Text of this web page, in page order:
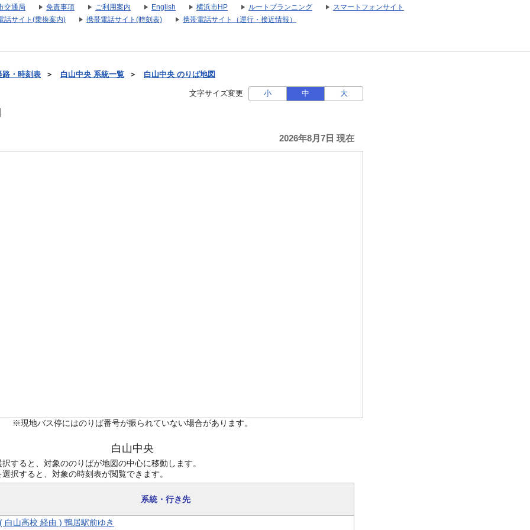
交通局 免責事項 ご利用案内 English 横浜市HP ルートプランニング
スマートフォンサイト
話サイト(乗換案内)
携帯電話サイト(時刻表) 携帯電話サイト（運行・接近情報）
路・時刻表 ＞ 白山中央 系統一覧 ＞ 白山中央 のりば地図
文字サイズ変更 小 中 大
2026年8月7日 現在
※現地バス停にはのりば番号が振られていない場合があります。
白山中央
すると、対象ののりばが地図の中心に移動します。
択すると、対象の時刻表が閲覧できます。
系統・行き先
白山高校 経由 ) 鴨居駅前ゆき